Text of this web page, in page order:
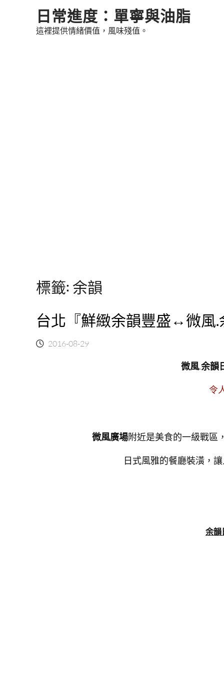
日常進度：單寧與油脂
這裡提供情緒價值，風味殘值。
標籤: 余韻
台北『鮮緻余韻豐盛↔微風
2016-08-29
微風.余韻
令
微風廣場附近是美食的一級戰區
日式風雅的餐廳裝潢，
余韻